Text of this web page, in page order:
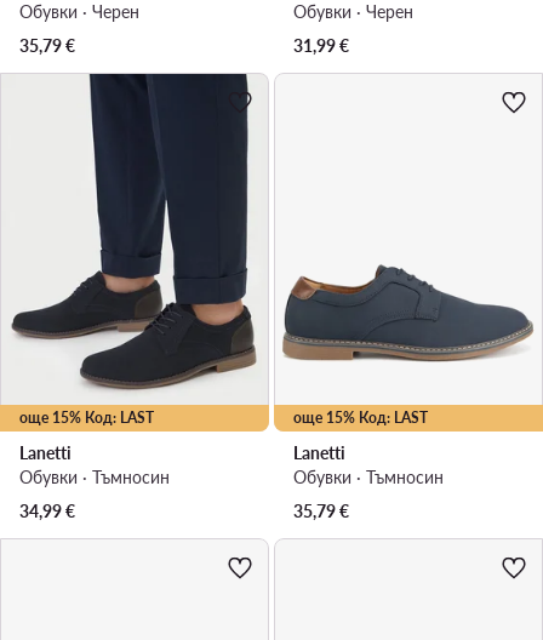
Обувки · Черен
35,79€
Обувки · Черен
31,99€
още 15% Код: LAST
Lanetti
Обувки · Тъмносин
34,99€
още 15% Код: LAST
Lanetti
Обувки · Тъмносин
35,79€